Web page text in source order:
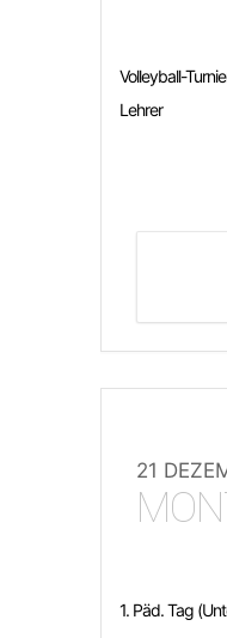
Volleyball-
Lehrer
21
1. Päd. Tag